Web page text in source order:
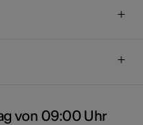
von 09:00 Uhr